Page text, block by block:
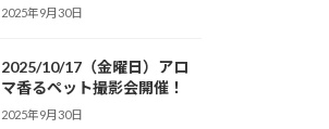
2025年9月30日
2025/10/17（金曜日）アロ
マ香るペット撮影会開催！
2025年9月30日